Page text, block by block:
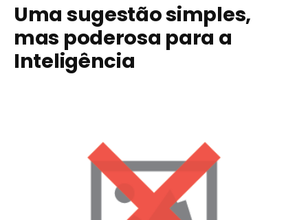
Uma sugestão simples,
mas poderosa para a
Inteligência